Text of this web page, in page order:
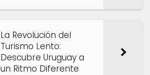
La Revolución del
Turismo Lento:
Descubre Uruguay a
un Ritmo Diferente